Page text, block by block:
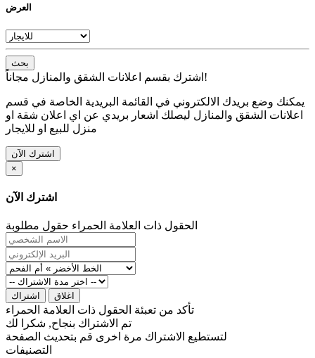
العرض
بحث
اشترك بقسم اعلانات الشقق والمنازل مجاناً!
يمكنك وضع بريدك الالكتروني في القائمة البريدية الخاصة في قسم
اعلانات الشقق والمنازل ليصلك اشعار بريدي عن اي اعلان شقة او
منزل للبيع او للايجار
اشترك الآن
×
اشترك الآن
الحقول ذات العلامة الحمراء حقول مطلوبة
اشتراك اغلاق
تأكد من تعبئة الحقول ذات العلامة الحمراء
تم الاشتراك بنجاح, شكرا لك
لتستطيع الاشتراك مرة اخرى قم بتحديث الصفحة
التصنيفات